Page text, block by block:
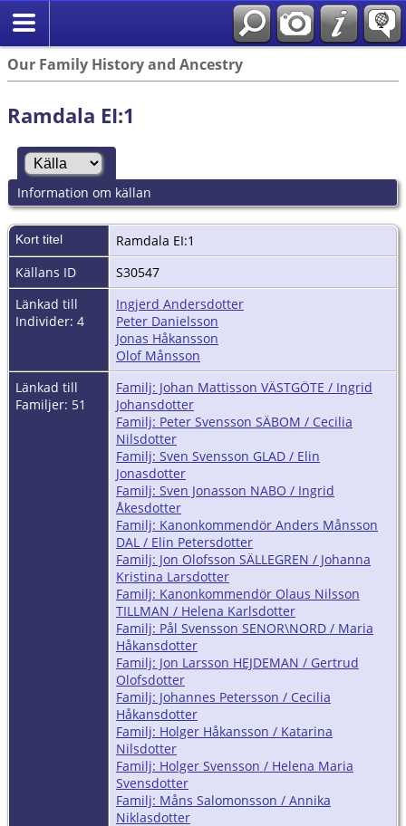
Our Family History and Ancestry
Ramdala EI:1
Information om källan
Kort titel
Ramdala EI:1
Källans ID
S30547
Länkad till
Individer: 4
Ingjerd Andersdotter
Peter Danielsson
Jonas Håkansson
Olof Månsson
Länkad till
Familjer: 51
Familj: Johan Mattisson VÄSTGÖTE / Ingrid
Johansdotter
Familj: Peter Svensson SÄBOM / Cecilia
Nilsdotter
Familj: Sven Svensson GLAD / Elin
Jonasdotter
Familj: Sven Jonasson NABO / Ingrid
Åkesdotter
Familj: Kanonkommendör Anders Månsson
DAL / Elin Petersdotter
Familj: Jon Olofsson SÄLLEGREN / Johanna
Kristina Larsdotter
Familj: Kanonkommendör Olaus Nilsson
TILLMAN / Helena Karlsdotter
Familj: Pål Svensson SENOR\NORD / Maria
Håkansdotter
Familj: Jon Larsson HEJDEMAN / Gertrud
Olofsdotter
Familj: Johannes Petersson / Cecilia
Håkansdotter
Familj: Holger Håkansson / Katarina
Nilsdotter
Familj: Holger Svensson / Helena Maria
Svensdotter
Familj: Måns Salomonsson / Annika
Niklasdotter